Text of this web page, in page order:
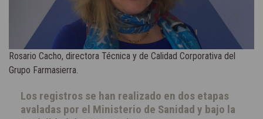
Rosario Cacho, directora Técnica y de Calidad Corporativa del
Grupo Farmasierra.
Los registros se han realizado en dos etapas
avaladas por el Ministerio de Sanidad y bajo la